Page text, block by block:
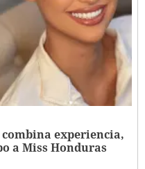
experiencia,
a Miss Honduras